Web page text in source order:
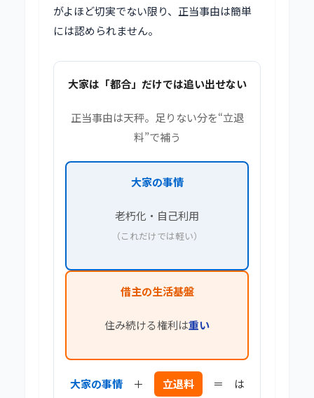
がよほど切実でない限り、正当事由は簡単
には認められません。
大家は「都合」だけでは追い出せない
正当事由は天秤。足りない分を“立退
料”で補う
大家の事情
老朽化・自己利用
（これだけでは軽い）
借主の生活基盤
住み続ける権利は重い
大家の事情＋ 立退料
＝ は